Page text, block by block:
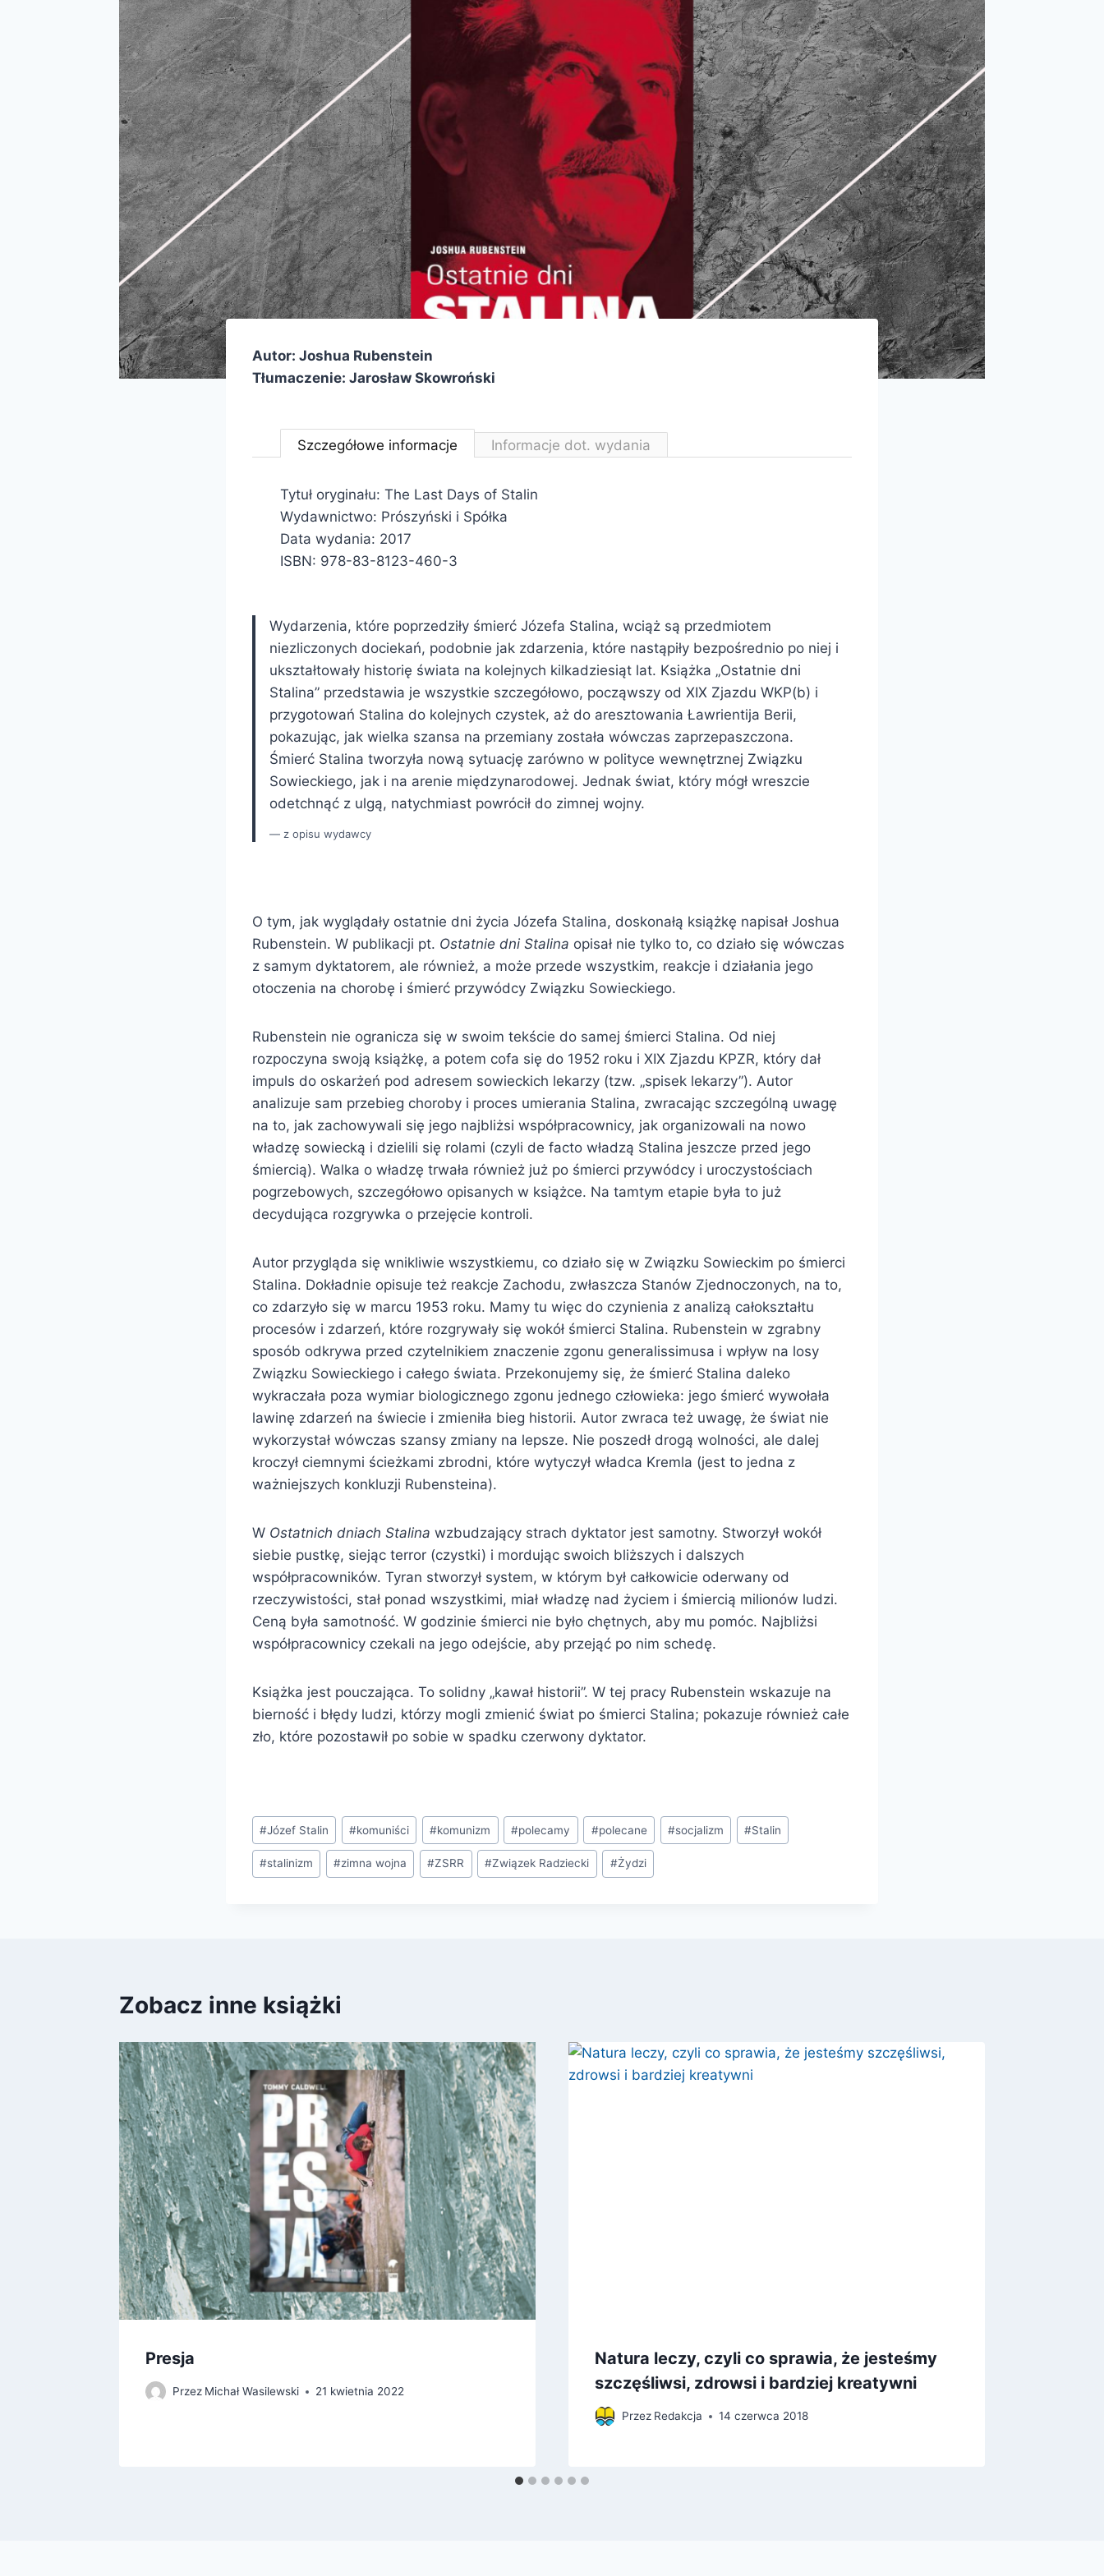
Autor: Joshua Rubenstein
Tłumaczenie: Jarosław Skowroński
Szczegółowe informacje Informacje dot. wydania
Tytuł oryginału: The Last Days of Stalin
Wydawnictwo: Prószyński i Spółka
Data wydania: 2017
ISBN: 978-83-8123-460-3
Wydarzenia, które poprzedziły śmierć Józefa Stalina, wciąż są przedmiotem
niezliczonych dociekań, podobnie jak zdarzenia, które nastąpiły bezpośrednio po niej i
ukształtowały historię świata na kolejnych kilkadziesiąt lat. Książka „Ostatnie dni
Stalina” przedstawia je wszystkie szczegółowo, począwszy od XIX Zjazdu WKP(b) i
przygotowań Stalina do kolejnych czystek, aż do aresztowania Ławrientija Berii,
pokazując, jak wielka szansa na przemiany została wówczas zaprzepaszczona.
Śmierć Stalina tworzyła nową sytuację zarówno w polityce wewnętrznej Związku
Sowieckiego, jak i na arenie międzynarodowej. Jednak świat, który mógł wreszcie
odetchnąć z ulgą, natychmiast powrócił do zimnej wojny.
z opisu wydawcy
O tym, jak wyglądały ostatnie dni życia Józefa Stalina, doskonałą książkę napisał Joshua
Rubenstein. W publikacji pt. Ostatnie dni Stalina opisał nie tylko to, co działo się wówczas
z samym dyktatorem, ale również, a może przede wszystkim, reakcje i działania jego
otoczenia na chorobę i śmierć przywódcy Związku Sowieckiego.
Rubenstein nie ogranicza się w swoim tekście do samej śmierci Stalina. Od niej
rozpoczyna swoją książkę, a potem cofa się do 1952 roku i XIX Zjazdu KPZR, który dał
impuls do oskarżeń pod adresem sowieckich lekarzy (tzw. „spisek lekarzy”). Autor
analizuje sam przebieg choroby i proces umierania Stalina, zwracając szczególną uwagę
na to, jak zachowywali się jego najbliżsi współpracownicy, jak organizowali na nowo
władzę sowiecką i dzielili się rolami (czyli de facto władzą Stalina jeszcze przed jego
śmiercią). Walka o władzę trwała również już po śmierci przywódcy i uroczystościach
pogrzebowych, szczegółowo opisanych w książce. Na tamtym etapie była to już
decydująca rozgrywka o przejęcie kontroli.
Autor przygląda się wnikliwie wszystkiemu, co działo się w Związku Sowieckim po śmierci
Stalina. Dokładnie opisuje też reakcje Zachodu, zwłaszcza Stanów Zjednoczonych, na to,
co zdarzyło się w marcu 1953 roku. Mamy tu więc do czynienia z analizą całokształtu
procesów i zdarzeń, które rozgrywały się wokół śmierci Stalina. Rubenstein w zgrabny
sposób odkrywa przed czytelnikiem znaczenie zgonu generalissimusa i wpływ na losy
Związku Sowieckiego i całego świata. Przekonujemy się, że śmierć Stalina daleko
wykraczała poza wymiar biologicznego zgonu jednego człowieka: jego śmierć wywołała
lawinę zdarzeń na świecie i zmieniła bieg historii. Autor zwraca też uwagę, że świat nie
wykorzystał wówczas szansy zmiany na lepsze. Nie poszedł drogą wolności, ale dalej
kroczył ciemnymi ścieżkami zbrodni, które wytyczył władca Kremla (jest to jedna z
ważniejszych konkluzji Rubensteina).
W Ostatnich dniach Stalina wzbudzający strach dyktator jest samotny. Stworzył wokół
siebie pustkę, siejąc terror (czystki) i mordując swoich bliższych i dalszych
współpracowników. Tyran stworzył system, w którym był całkowicie oderwany od
rzeczywistości, stał ponad wszystkimi, miał władzę nad życiem i śmiercią milionów ludzi.
Ceną była samotność. W godzinie śmierci nie było chętnych, aby mu pomóc. Najbliżsi
współpracownicy czekali na jego odejście, aby przejąć po nim schedę.
Książka jest pouczająca. To solidny „kawał historii”. W tej pracy Rubenstein wskazuje na
bierność i błędy ludzi, którzy mogli zmienić świat po śmierci Stalina; pokazuje również całe
zło, które pozostawił po sobie w spadku czerwony dyktator.
Tagi
wpisu:
#Józef Stalin #komuniści #komunizm #polecamy #polecane #socjalizm #Stalin
#stalinizm #zimna wojna #ZSRR #Związek Radziecki #Żydzi
Zobacz inne książki
Presja
Przez Michał Wasilewski 21 kwietnia 2022
Natura leczy, czyli co sprawia, że jesteśmy
szczęśliwsi, zdrowsi i bardziej kreatywni
Przez Redakcja 14 czerwca 2018